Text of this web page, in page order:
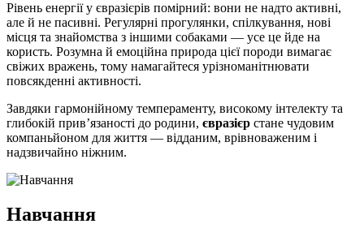
Рівень енергії у євразієрів помірний: вони не надто активні,
але й не пасивні. Регулярні прогулянки, спілкування, нові
місця та знайомства з іншими собаками — усе це йде на
користь. Розумна й емоційна природа цієї породи вимагає
свіжих вражень, тому намагайтеся урізноманітнювати
повсякденні активності.
Завдяки гармонійному темпераменту, високому інтелекту та
глибокій прив’язаності до родини, євразієр стане чудовим
компаньйоном для життя — відданим, врівноваженим і
надзвичайно ніжним.
Навчання